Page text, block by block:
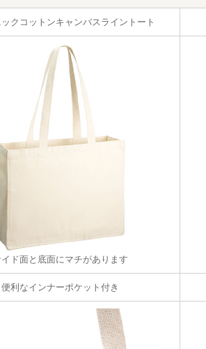
クコットンキャンバスライントート
ド面と底面にマチがあります
便利なインナーポケット付き